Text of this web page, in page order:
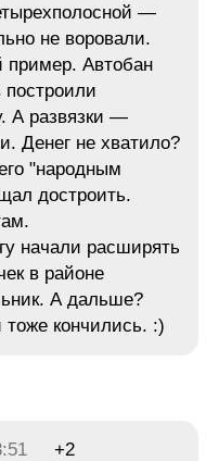
—
не воровали.
пример. Автобан
А развязки —
Денег не хватило?
"народным
достроить.
начали расширять
в районе
А дальше?
кончились. :)
+2